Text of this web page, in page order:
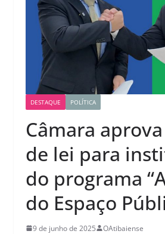
DESTAQUE POLÍTICA
Câmara
de lei para
do programa
do Espaço
9 de junho de 2025 OAtibaiense